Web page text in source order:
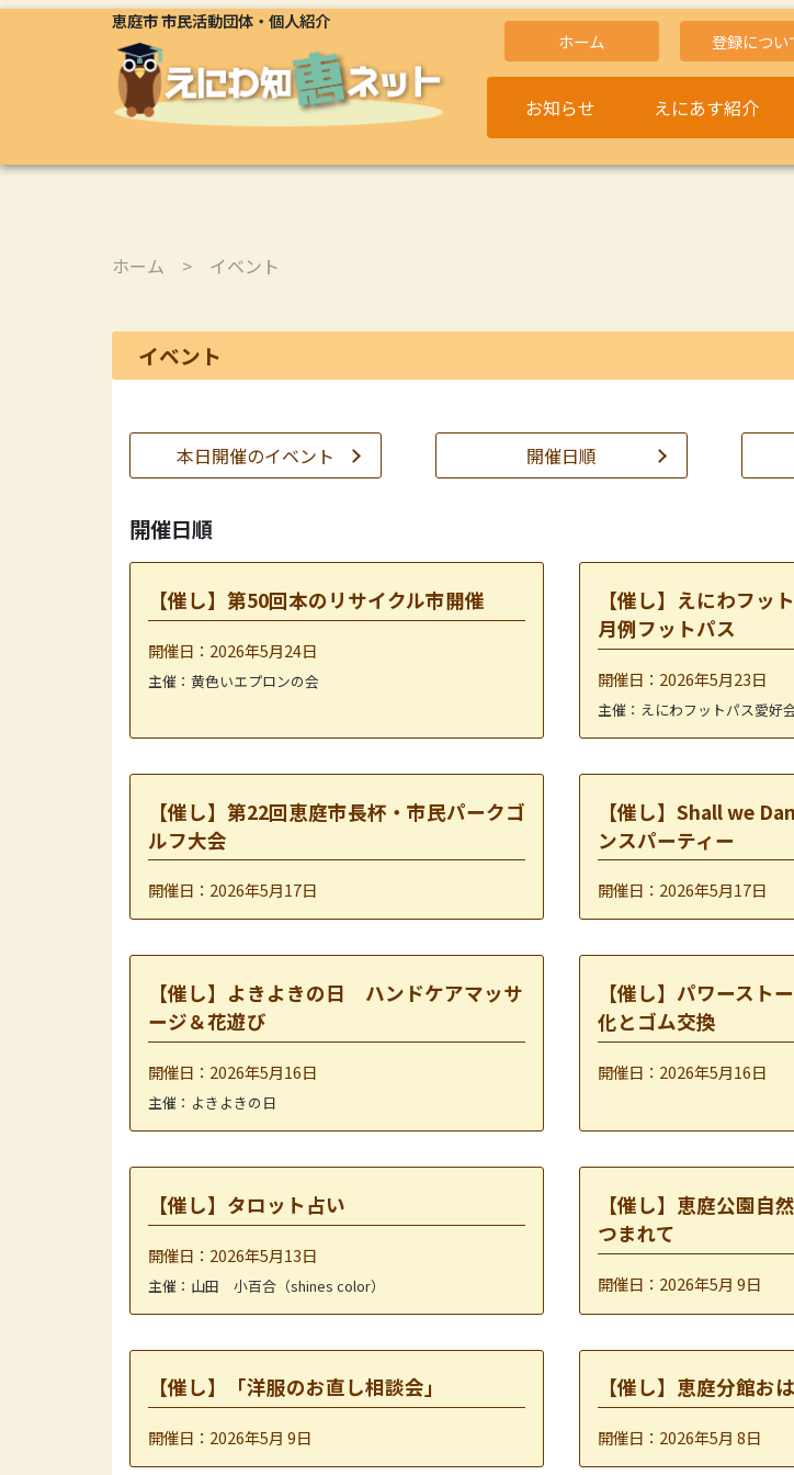
恵庭市 市民活動団体・個人紹介
ホーム
登録につい
お知らせ えにあす紹介
ホーム > イベント
イベント
本日開催のイベント 開催日順
開催日順
【催し】第50回本のリサイクル市開催
開催日：2026年5月24日
主催：黄色いエプロンの会
【催し】えにわフ
月例フットパス
開催日：2026年5月23日
主催：えにわフットパス愛好
【催し】第22回恵庭市長杯・市民パークゴ
ルフ大会
開催日：2026年5月17日
【催し】Shall we
ンスパーティー
開催日：2026年5月17日
【催し】よきよきの日 ハンドケアマッサ
ージ＆花遊び
開催日：2026年5月16日
主催：よきよきの日
【催し】パワースト
化とゴム交換
開催日：2026年5月16日
【催し】タロット占い
開催日：2026年5月13日
主催：山田 小百合（shines color）
【催し】恵庭公園
つまれて
開催日：2026年5月 9日
【催し】「洋服のお直し相談会」
開催日：2026年5月 9日
【催し】恵庭分館お
開催日：2026年5月 8日